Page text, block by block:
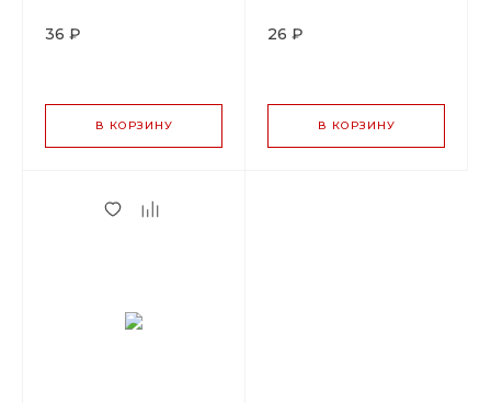
36 ₽
В КОРЗИНУ
26 ₽
В КОРЗИНУ